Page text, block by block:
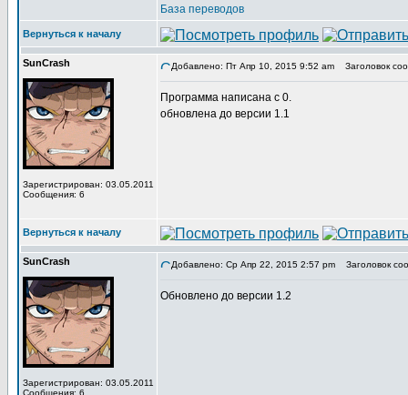
База переводов
Вернуться к началу
SunCrash
Зарегистрирован: 03.05.2011
Сообщения: 6
Добавлено: Пт Апр 10, 2015 9:52 am Заголовок
Программа написана с 0.
обновлена до версии 1.1
Вернуться к началу
SunCrash
Зарегистрирован: 03.05.2011
Сообщения: 6
Добавлено: Ср Апр 22, 2015 2:57 pm Заголовок
Обновлено до версии 1.2